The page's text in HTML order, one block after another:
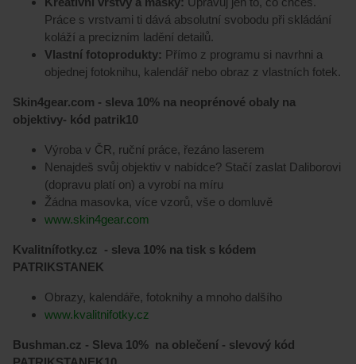
Práce s vrstvami ti dává absolutní svobodu při skládání
koláží a precizním ladění detailů.
Vlastní fotoprodukty: Přímo z programu si navrhni a
objednej fotoknihu, kalendář nebo obraz z vlastních fotek.
Skin4gear.com - sleva 10% na neoprénové obaly na
objektivy- kód patrik10
Výroba v ČR, ruční práce, řezáno laserem
Nenajdeš svůj objektiv v nabídce? Stačí zaslat Daliborovi
(dopravu platí on) a vyrobí na míru
Žádna masovka, více vzorů, vše o domluvě
www.skin4gear.com
Kvalitnífotky.cz - sleva 10% na tisk s kódem
PATRIKSTANEK
Obrazy, kalendáře, fotoknihy a mnoho dalšího
www.kvalitnifotky.cz
Bushman.cz - Sleva 10% na oblečení - slevový kód